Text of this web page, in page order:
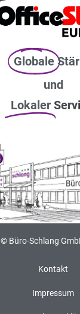
Globale
und
Lokaler
© Büro-Schlang
Kontakt
Impressum